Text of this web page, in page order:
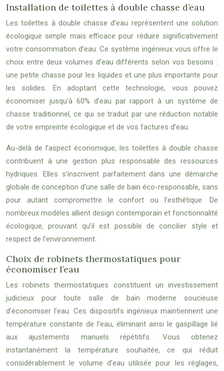
Installation de toilettes à double chasse d’eau
Les toilettes à double chasse d’eau représentent une solution
écologique simple mais efficace pour réduire significativement
votre consommation d’eau. Ce système ingénieux vous offre le
choix entre deux volumes d’eau différents selon vos besoins :
une petite chasse pour les liquides et une plus importante pour
les solides. En adoptant cette technologie, vous pouvez
économiser jusqu’à 60% d’eau par rapport à un système de
chasse traditionnel, ce qui se traduit par une réduction notable
de votre empreinte écologique et de vos factures d’eau.
Au-delà de l’aspect économique, les toilettes à double chasse
contribuent à une gestion plus responsable des ressources
hydriques. Elles s’inscrivent parfaitement dans une démarche
globale de conception d’une salle de bain éco-responsable, sans
pour autant compromettre le confort ou l’esthétique. De
nombreux modèles allient design contemporain et fonctionnalité
écologique, prouvant qu’il est possible de concilier style et
respect de l’environnement.
Choix de robinets thermostatiques pour
économiser l’eau
Les robinets thermostatiques constituent un investissement
judicieux pour toute salle de bain moderne soucieuse
d’économiser l’eau. Ces dispositifs ingénieux maintiennent une
température constante de l’eau, éliminant ainsi le gaspillage lié
aux ajustements manuels répétitifs. Vous obtenez
instantanément la température souhaitée, ce qui réduit
considérablement le volume d’eau utilisée pour les réglages,